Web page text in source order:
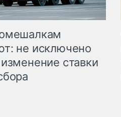
не исключено
ставки